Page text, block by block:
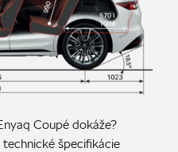
Coupé dokáže?
špecifikácie